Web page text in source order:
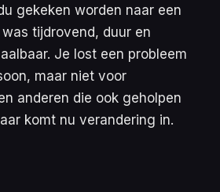
gekeken worden naar een
tijdrovend, duur en
Je lost een probleem
maar niet voor
anderen die ook geholpen
komt nu verandering in.